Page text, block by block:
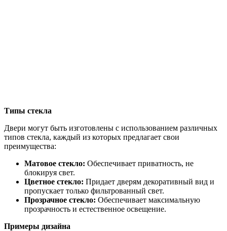
Типы стекла
Двери могут быть изготовлены с использованием различных
типов стекла, каждый из которых предлагает свои
преимущества:
Матовое стекло: Обеспечивает приватность, не
блокируя свет.
Цветное стекло: Придает дверям декоративный вид и
пропускает только фильтрованный свет.
Прозрачное стекло: Обеспечивает максимальную
прозрачность и естественное освещение.
Примеры дизайна